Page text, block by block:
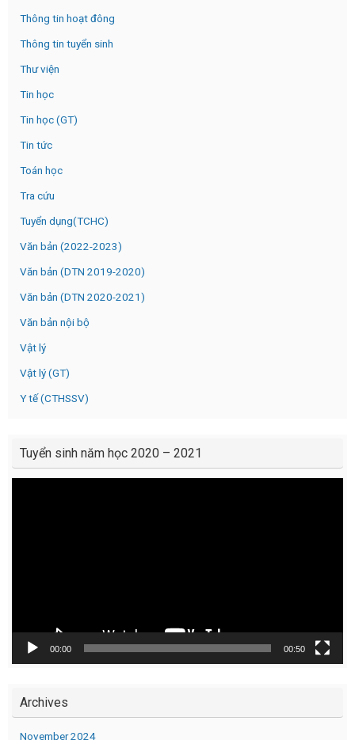
Thông tin hoạt đông
Thông tin tuyển sinh
Thư viện
Tin học
Tin học (GT)
Tin tức
Toán học
Tra cứu
Tuyển dụng(TCHC)
Văn bản (2022-2023)
Văn bản (DTN 2019-2020)
Văn bản (DTN 2020-2021)
Văn bản nội bộ
Vật lý
Vật lý (GT)
Y tế (CTHSSV)
Tuyển sinh năm học 2020 – 2021
00:00 00:50
Archives
November 2024